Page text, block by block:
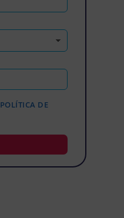
POLÍTICA DE